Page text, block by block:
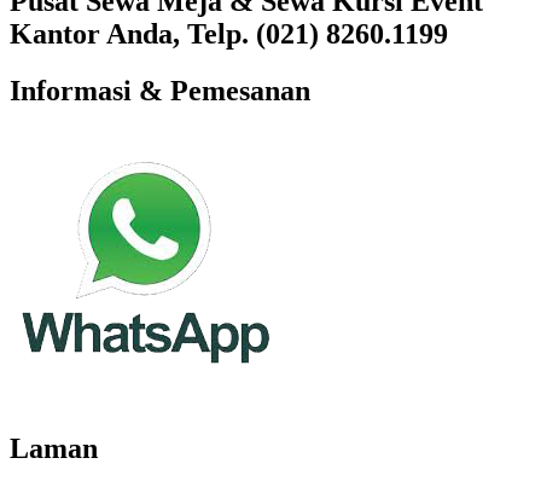
Kantor Anda, Telp. (021) 8260.1199
Informasi & Pemesanan
Laman